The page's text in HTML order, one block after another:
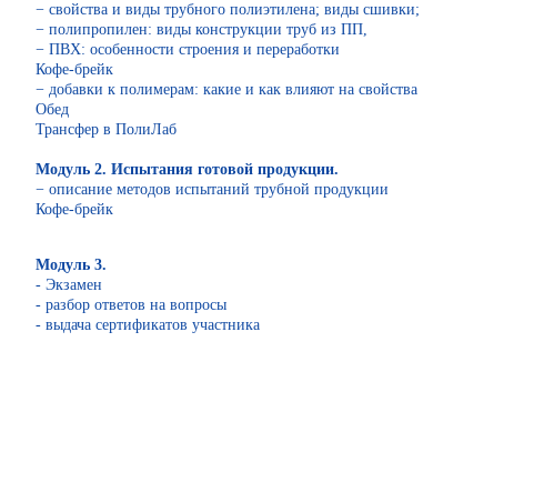
− свойства и виды трубного полиэтилена; виды сшивки;
− полипропилен: виды конструкции труб из ПП,
− ПВХ: особенности строения и переработки
Кофе-брейк
− добавки к полимерам: какие и как влияют на свойства
Обед
Трансфер в ПолиЛаб
Модуль 2. Испытания готовой продукции.
− описание методов испытаний трубной продукции
Кофе-брейк
Модуль 3.
- Экзамен
- разбор ответов на вопросы
- выдача сертификатов участника